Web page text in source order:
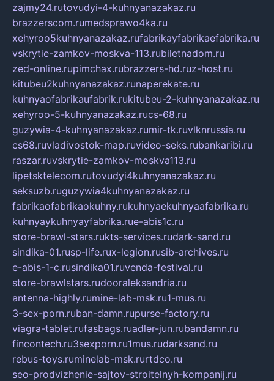
zajmy24.rutovudyi-4-kuhnyanazakaz.ru
brazzerscom.rumedsprawo4ka.ru
xehyroo5kuhnyanazakaz.rufabrikayfabrikaefabrika.ru
vskrytie-zamkov-moskva-113.rubiletnadom.ru
zed-online.rupimchax.rubrazzers-hd.ruz-host.ru
kitubeu2kuhnyanazakaz.runaperekate.ru
kuhnyaofabrikaufabrik.rukitubeu-2-kuhnyanazakaz.ru
xehyroo-5-kuhnyanazakaz.rucs-68.ru
guzywia-4-kuhnyanazakaz.rumir-tk.ruvlknrussia.ru
cs68.ruvladivostok-map.ruvideo-seks.rubankaribi.ru
raszar.ruvskrytie-zamkov-moskva113.ru
lipetsktelecom.rutovudyi4kuhnyanazakaz.ru
seksuzb.ruguzywia4kuhnyanazakaz.ru
fabrikaofabrikaokuhny.rukuhnyaekuhnyaafabrika.ru
kuhnyaykuhnyayfabrika.rue-abis1c.ru
store-brawl-stars.rukts-services.rudark-sand.ru
sindika-01.rusp-life.rux-legion.rusib-archives.ru
e-abis-1-c.rusindika01.ruvenda-festival.ru
store-brawlstars.rudooraleksandria.ru
antenna-highly.rumine-lab-msk.ru1-mus.ru
3-sex-porn.ruban-damn.rupurse-factory.ru
viagra-tablet.rufasbags.ruadler-jun.rubandamn.ru
fincontech.ru3sexporn.ru1mus.rudarksand.ru
rebus-toys.ruminelab-msk.rurtdco.ru
seo-prodvizhenie-sajtov-stroitelnyh-kompanij.ru